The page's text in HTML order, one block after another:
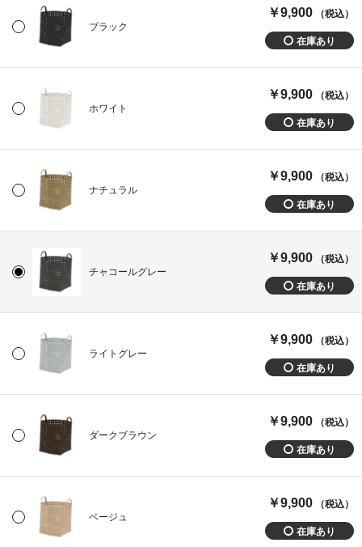
ブラック
￥9,900 （税込）
ホワイト
￥9,900 （税込）
ナチュラル
￥9,900 （税込）
チャコールグレー
￥9,900 （税込）
ライトグレー
￥9,900 （税込）
ダークブラウン
￥9,900 （税込）
ベージュ
￥9,900 （税込）